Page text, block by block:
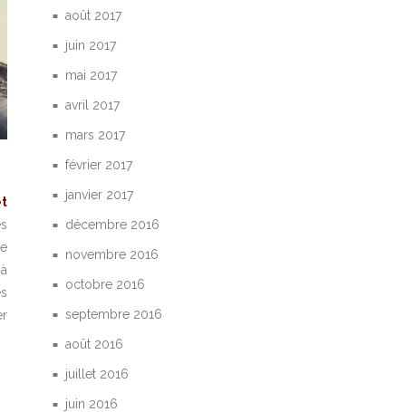
août 2017
juin 2017
mai 2017
avril 2017
mars 2017
février 2017
janvier 2017
décembre 2016
novembre 2016
octobre 2016
septembre 2016
août 2016
juillet 2016
juin 2016